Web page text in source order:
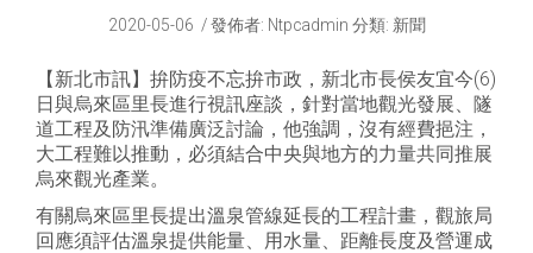
2020-05-06 發佈者: Ntpcadmin 分類: 新聞
【新北市訊】拚防疫不忘拚市政，新北市長侯友宜今(6)
日與烏來區里長進行視訊座談，針對當地觀光發展、隧
道工程及防汛準備廣泛討論，他強調，沒有經費挹注，
大工程難以推動，必須結合中央與地方的力量共同推展
烏來觀光產業。
有關烏來區里長提出溫泉管線延長的工程計畫，觀旅局
回應須評估溫泉提供能量、用水量、距離長度及營運成